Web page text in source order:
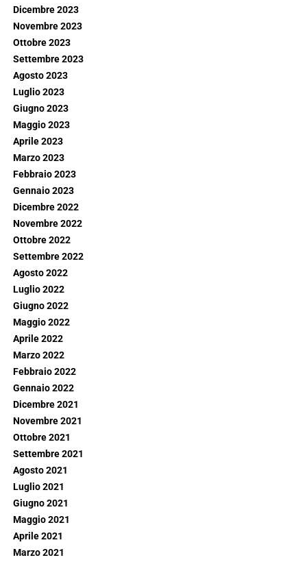
Dicembre 2023
Novembre 2023
Ottobre 2023
Settembre 2023
Agosto 2023
Luglio 2023
Giugno 2023
Maggio 2023
Aprile 2023
Marzo 2023
Febbraio 2023
Gennaio 2023
Dicembre 2022
Novembre 2022
Ottobre 2022
Settembre 2022
Agosto 2022
Luglio 2022
Giugno 2022
Maggio 2022
Aprile 2022
Marzo 2022
Febbraio 2022
Gennaio 2022
Dicembre 2021
Novembre 2021
Ottobre 2021
Settembre 2021
Agosto 2021
Luglio 2021
Giugno 2021
Maggio 2021
Aprile 2021
Marzo 2021